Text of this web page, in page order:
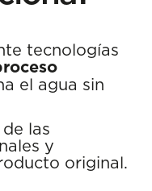
tecnologías
el agua sin
las
y
original.